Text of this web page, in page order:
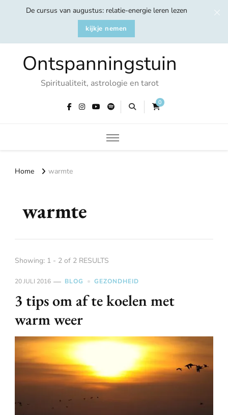
De cursus van augustus: relatie-energie leren lezen
kijkje nemen
Ontspanningstuin
Spiritualiteit, astrologie en tarot
0
Home warmte
warmte
Showing: 1 - 2 of 2 RESULTS
20 JULI 2016 BLOG GEZONDHEID
3 tips om af te koelen met
warm weer